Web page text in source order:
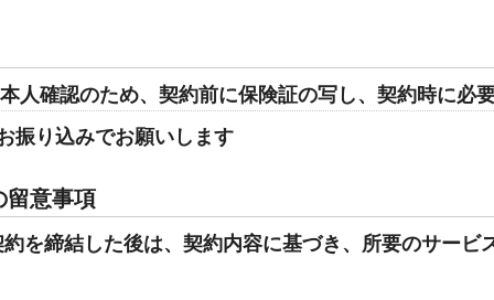
本人確認のため、契約前に保険証の写し、契約時に必
振り込みでお願いします
留意事項
を締結した後は、契約内容に基づき、所要のサービ